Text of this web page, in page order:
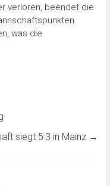
verloren, beendet die
was die
siegt 5:3 in Mainz →